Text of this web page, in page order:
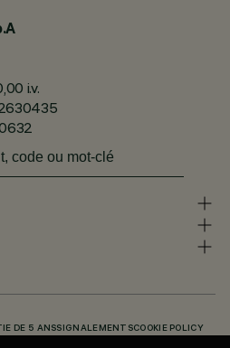
i.v.
DE 5 ANSSIGNALEMENTSCOOKIE POLICY